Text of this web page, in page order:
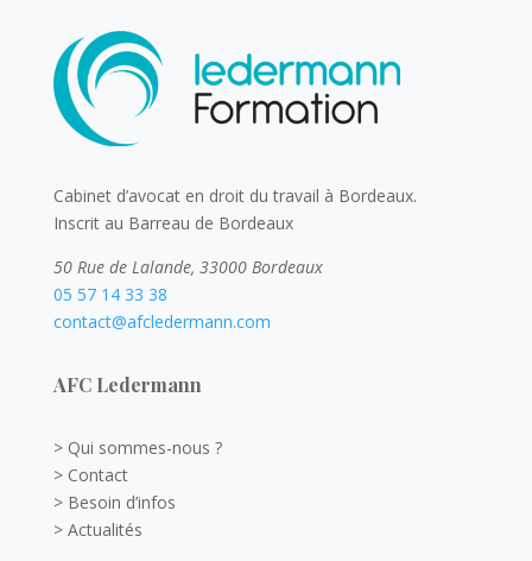
Cabinet d’avocat en droit du travail à Bordeaux.
Inscrit au Barreau de Bordeaux
50 Rue de Lalande, 33000 Bordeaux
05 57 14 33 38
contact@afcledermann.com
AFC Ledermann
> Qui sommes-nous ?
> Contact
> Besoin d’infos
> Actualités